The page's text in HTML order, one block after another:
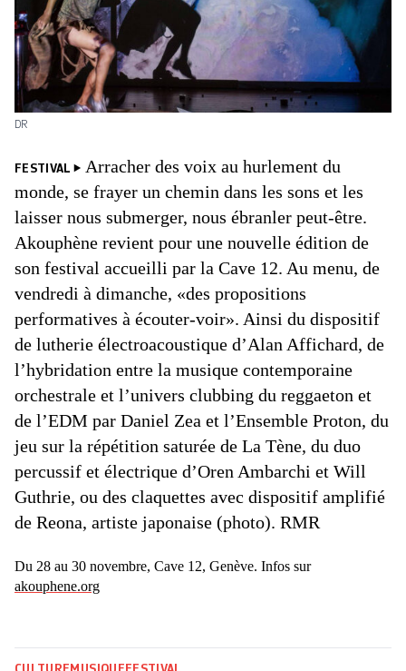
DR
FESTIVAL
Arracher des voix au hurlement du
monde, se frayer un chemin dans les sons et les
laisser nous submerger, nous ébranler peut-être.
Akouphène revient pour une nouvelle édition de
son festival accueilli par la Cave 12. Au menu, de
vendredi à dimanche, «des propositions
performatives à écouter-voir». Ainsi du dispositif
de lutherie électroacoustique d’Alan Affichard, de
l’hybridation entre la musique contemporaine
orchestrale et l’univers clubbing du reggaeton et
de l’EDM par Daniel Zea et l’Ensemble Proton, du
jeu sur la répétition saturée de La Tène, du duo
percussif et électrique d’Oren Ambarchi et Will
Guthrie, ou des claquettes avec dispositif amplifié
de Reona, ­artiste japonaise (photo). RMR
Du 28 au 30 novembre, Cave 12, ­Genève. Infos sur
akouphene.org